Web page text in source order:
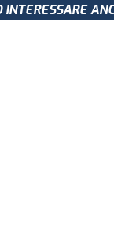
INTERESSARE